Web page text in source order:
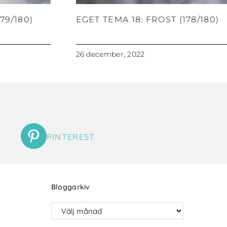
180) EGET TEMA 18: FROST (178/180)
26 december, 2022
PINTEREST
Bloggarkiv